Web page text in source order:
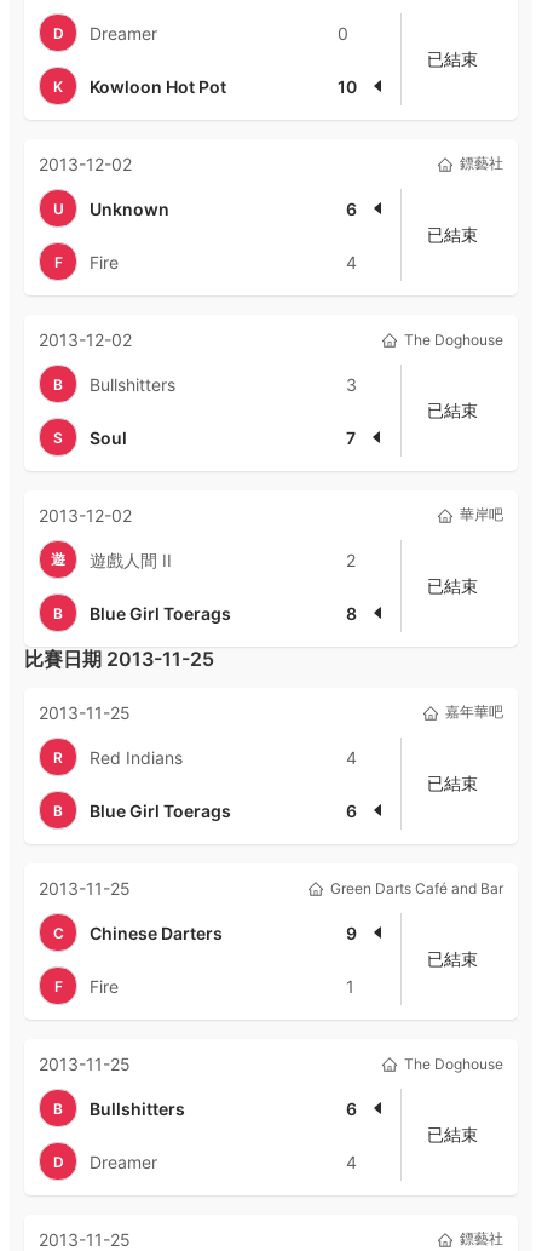
D Dreamer 0
K Kowloon Hot Pot 10
已結束
2013-12-02 鏢藝社
U Unknown 6
F Fire 4
已結束
2013-12-02 The Doghouse
B Bullshitters 3
S Soul 7
已結束
2013-12-02 華岸吧
遊 遊戲人間 II 2
B Blue Girl Toerags 8
已結束
比賽日期 2013-11-25
2013-11-25 嘉年華吧
R Red Indians 4
B Blue Girl Toerags 6
已結束
2013-11-25 Green Darts Café and Bar
C Chinese Darters 9
F Fire 1
已結束
2013-11-25 The Doghouse
B Bullshitters 6
D Dreamer 4
已結束
2013-11-25 鏢藝社